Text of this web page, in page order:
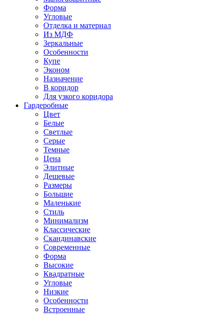
Форма
Угловые
Отделка и материал
Из МДФ
Зеркальные
Особенности
Купе
Эконом
Назначение
В коридор
Для узкого коридора
Гардеробные
Цвет
Белые
Светлые
Серые
Темные
Цена
Элитные
Дешевые
Размеры
Большие
Маленькие
Стиль
Минимализм
Классические
Скандинавские
Современные
Форма
Высокие
Квадратные
Угловые
Низкие
Особенности
Встроенные